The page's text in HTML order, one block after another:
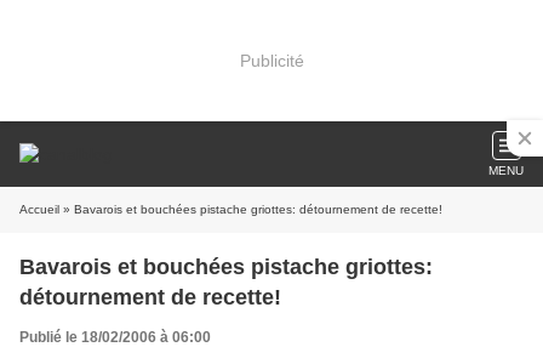
Publicité
MENU
Accueil » Bavarois et bouchées pistache griottes: détournement de recette!
Bavarois et bouchées pistache griottes:
détournement de recette!
Publié le 18/02/2006 à 06:00